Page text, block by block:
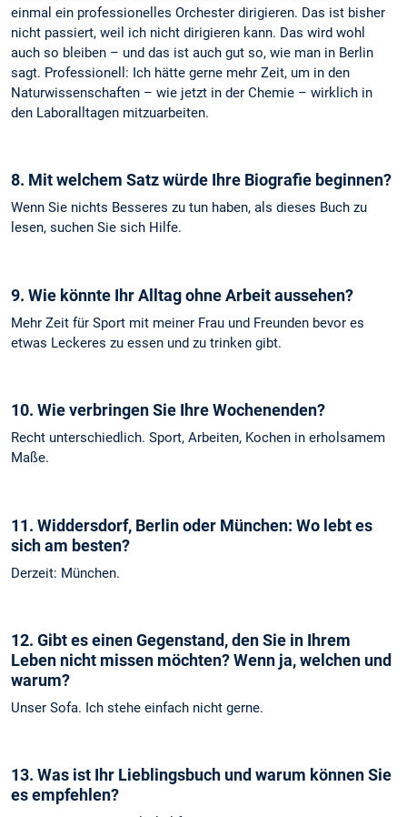
einmal ein professionelles Orchester dirigieren. Das ist bisher
nicht passiert, weil ich nicht dirigieren kann. Das wird wohl
auch so bleiben – und das ist auch gut so, wie man in Berlin
sagt. Professionell: Ich hätte gerne mehr Zeit, um in den
Naturwissenschaften – wie jetzt in der Chemie – wirklich in
den Laboralltagen mitzuarbeiten.
8. Mit welchem Satz würde Ihre Biografie beginnen?
Wenn Sie nichts Besseres zu tun haben, als dieses Buch zu
lesen, suchen Sie sich Hilfe.
9. Wie könnte Ihr Alltag ohne Arbeit aussehen?
Mehr Zeit für Sport mit meiner Frau und Freunden bevor es
etwas Leckeres zu essen und zu trinken gibt.
10. Wie verbringen Sie Ihre Wochenenden?
Recht unterschiedlich. Sport, Arbeiten, Kochen in erholsamem
Maße.
11. Widdersdorf, Berlin oder München: Wo lebt es
sich am besten?
Derzeit: München.
12. Gibt es einen Gegenstand, den Sie in Ihrem
Leben nicht missen möchten? Wenn ja, welchen und
warum?
Unser Sofa. Ich stehe einfach nicht gerne.
13. Was ist Ihr Lieblingsbuch und warum können Sie
es empfehlen?